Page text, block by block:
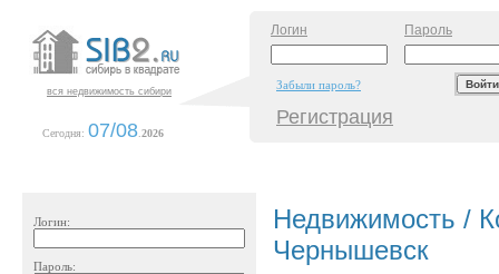
вся недвижимость сибири
Сегодня: 07/08 2026
Логин Пароль
Забыли пароль?
Регистрация
Логин:
Пароль:
Недвижимость /
Чернышевск